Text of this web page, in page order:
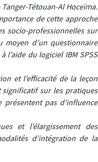
Tétouan-Al Hoceïma.
de cette approche
socio-professionnelles sur
moyen d’un questionnaire
du logiciel IBM SPSS
et l’efficacité de la leçon
significatif sur les pratiques
pas d’influence
et l’élargissement des
d’intégration de la